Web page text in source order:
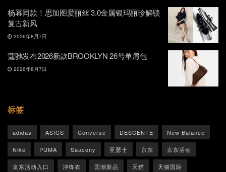
杨幂同款！思加图爱丽丝 3.0金属银玛丽珍解锁
复古新风
2026年8月7日
蔻驰发布2026新款BROOKLYN 26号单肩包
2026年8月7日
标签
adidas ASICS Converse DESCENTE New Balance
Nike PUMA Saucony 亚瑟士 京东 京东活动
京东活动入口 冲锋衣 国潮新品 天猫 天猫国际